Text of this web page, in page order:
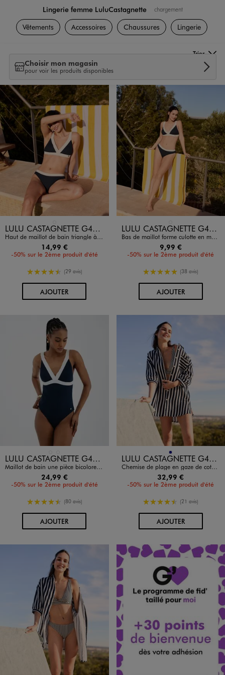
Lingerie femme LuluCastagnette chargement
L Marques
Vêtements Accessoires Chaussures Lingerie
Choisir mon magasin
pour voir les produits disponibles
Trier
Disponible en 1 coloris LULU CASTAGNETTE G4G D
Haut de maillot de bain triangle à bretelles multi-positions femme - LuluCastagnette
14,99 €
-50% sur le 2ème produit d'été
4.5/5 de moyenne
(29 avis)
AJOUTERAU PANIER
Disponible en 1 coloris LULU CASTAGNETTE G4G D
Bas de maillot forme culotte en maille gaufrée femme - LuluCastagnette
9,99 €
-50% sur le 2ème produit d'été
5/5 de moyenne
(38 avis)
AJOUTERAU PANIER
Disponible en 2 coloris LULU CASTAGNETTE G4G D
Maillot de bain une pièce bicolore avec mousses amovibles femme - LuluCastagnette
24,99 €
-50% sur le 2ème produit d'été
4.5/5 de moyenne
(80 avis)
AJOUTERAU PANIER
Disponible en 1 coloris
MARINE LULU CASTAGNETTE G4G D
Chemise de plage en gaze de coton rayée femme - LuluCastagnette
32,99 €
-50% sur le 2ème produit d'été
4.5/5 de moyenne
(21 avis)
AJOUTERAU PANIER